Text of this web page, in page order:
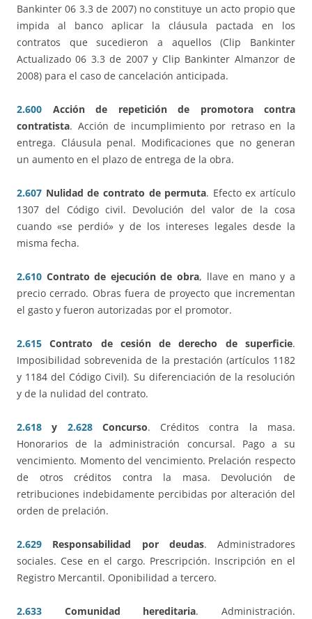
Bankinter 06 3.3 de 2007) no constituye un acto propio que
impida al banco aplicar la cláusula pactada en los
contratos que sucedieron a aquellos (Clip Bankinter
Actualizado 06 3.3 de 2007 y Clip Bankinter Almanzor de
2008) para el caso de cancelación anticipada.
2.600
Acción de repetición de promotora contra
contratista. Acción de incumplimiento por retraso en la
entrega. Cláusula penal. Modificaciones que no generan
un aumento en el plazo de entrega de la obra.
2.607 Nulidad de contrato de permuta. Efecto ex artículo
1307 del Código civil. Devolución del valor de la cosa
cuando «se perdió» y de los intereses legales desde la
misma fecha.
2.610 Contrato de ejecución de obra, llave en mano y a
precio cerrado. Obras fuera de proyecto que incrementan
el gasto y fueron autorizadas por el promotor.
2.615 Contrato de cesión de derecho de superficie.
Imposibilidad sobrevenida de la prestación (artículos 1182
y 1184 del Código Civil). Su diferenciación de la resolución
y de la nulidad del contrato.
2.618 y 2.628 Concurso. Créditos contra la masa.
Honorarios de la administración concursal. Pago a su
vencimiento. Momento del vencimiento. Prelación respecto
de otros créditos contra la masa. Devolución de
retribuciones indebidamente percibidas por alteración del
orden de prelación.
2.629 Responsabilidad por deudas. Administradores
sociales. Cese en el cargo. Prescripción. Inscripción en el
Registro Mercantil. Oponibilidad a tercero.
2.633 Comunidad hereditaria. Administración.